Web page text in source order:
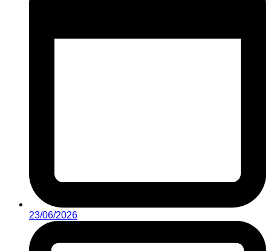
23/06/2026